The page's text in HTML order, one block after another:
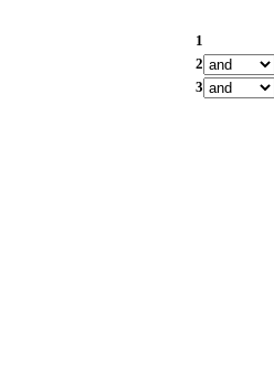
1
2
3